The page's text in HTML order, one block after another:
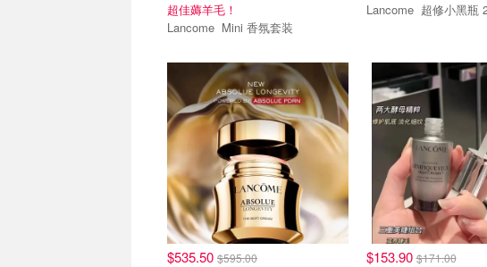
超佳薅羊毛！
Lancome Mini 香氛套装
Lancome 超修小黑
$535.50 $595.00 $153.90$171.00